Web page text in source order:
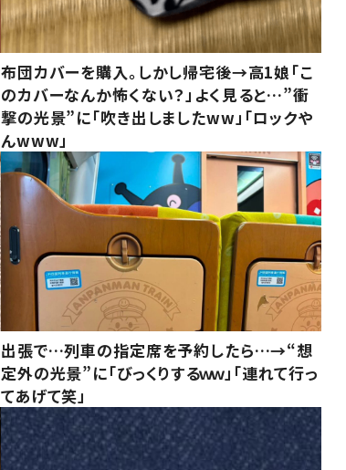
布団カバーを購入。しかし帰宅後→高1娘「こ
のカバーなんか怖くない？」よく見ると…”衝
撃の光景”に「吹き出しましたww」「ロックや
んwww」
出張で…列車の指定席を予約したら…→“想
定外の光景”に「びっくりするｗｗ」「連れて行っ
てあげて笑」